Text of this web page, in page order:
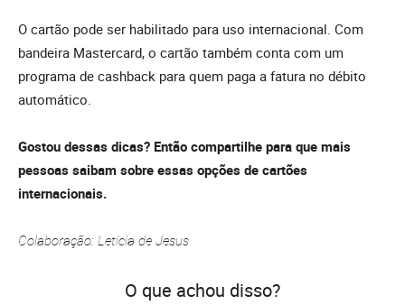
O cartão pode ser habilitado para uso internacional. Com
bandeira Mastercard, o cartão também conta com um
programa de cashback para quem paga a fatura no débito
automático.
Gostou dessas dicas? Então compartilhe para que mais
pessoas saibam sobre essas opções de cartões
internacionais.
Colaboração: Letícia de Jesus
O que achou disso?